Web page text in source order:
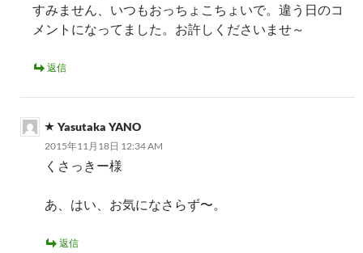
すみません、いつもおっちょこちょいで。違う日のコ
メントになってました。お許しくださいませ～
返信
Yasutaka YANO
2015年11月18日 12:34 AM
くさっきー様
あ、はい、お気になさらず〜。
返信